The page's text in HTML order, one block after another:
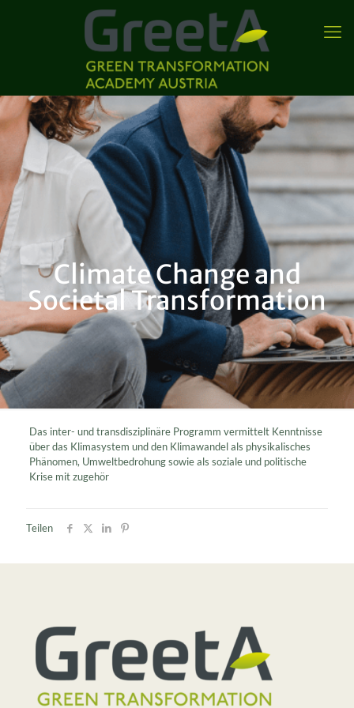
Climate Change and
Societal Transformation
Das inter- und transdisziplinäre Programm vermittelt Kenntnisse
über das Klimasystem und den Klimawandel als physikalisches
Phänomen, Umweltbedrohung sowie als soziale und politische
Krise mit zugehör
Teilen